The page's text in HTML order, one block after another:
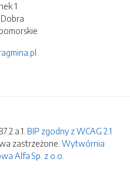
1
BIP zgodny z WCAG 2.1
zastrzeżone. Wytwórnia
Alfa Sp. z o.o.